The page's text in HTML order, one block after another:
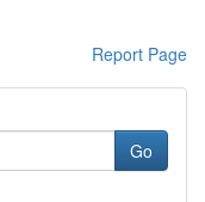
Report Page
Go